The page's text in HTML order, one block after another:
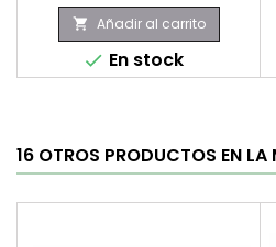
 Añadir al carrito
 En stock
16 OTROS PRODUCTOS EN